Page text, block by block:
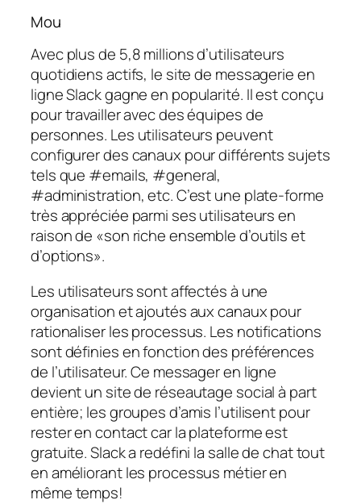
Mou
Avec plus de 5,8 millions d’utilisateurs
quotidiens actifs, le site de messagerie en
ligne Slack gagne en popularité. Il est conçu
pour travailler avec des équipes de
personnes. Les utilisateurs peuvent
configurer des canaux pour différents sujets
tels que #emails, #general,
#administration, etc. C’est une plate-forme
très appréciée parmi ses utilisateurs en
raison de «son riche ensemble d’outils et
d’options».
Les utilisateurs sont affectés à une
organisation et ajoutés aux canaux pour
rationaliser les processus. Les notifications
sont définies en fonction des préférences
de l’utilisateur. Ce messager en ligne
devient un site de réseautage social à part
entière; les groupes d’amis l’utilisent pour
rester en contact car la plateforme est
gratuite. Slack a redéfini la salle de chat tout
en améliorant les processus métier en
même temps!